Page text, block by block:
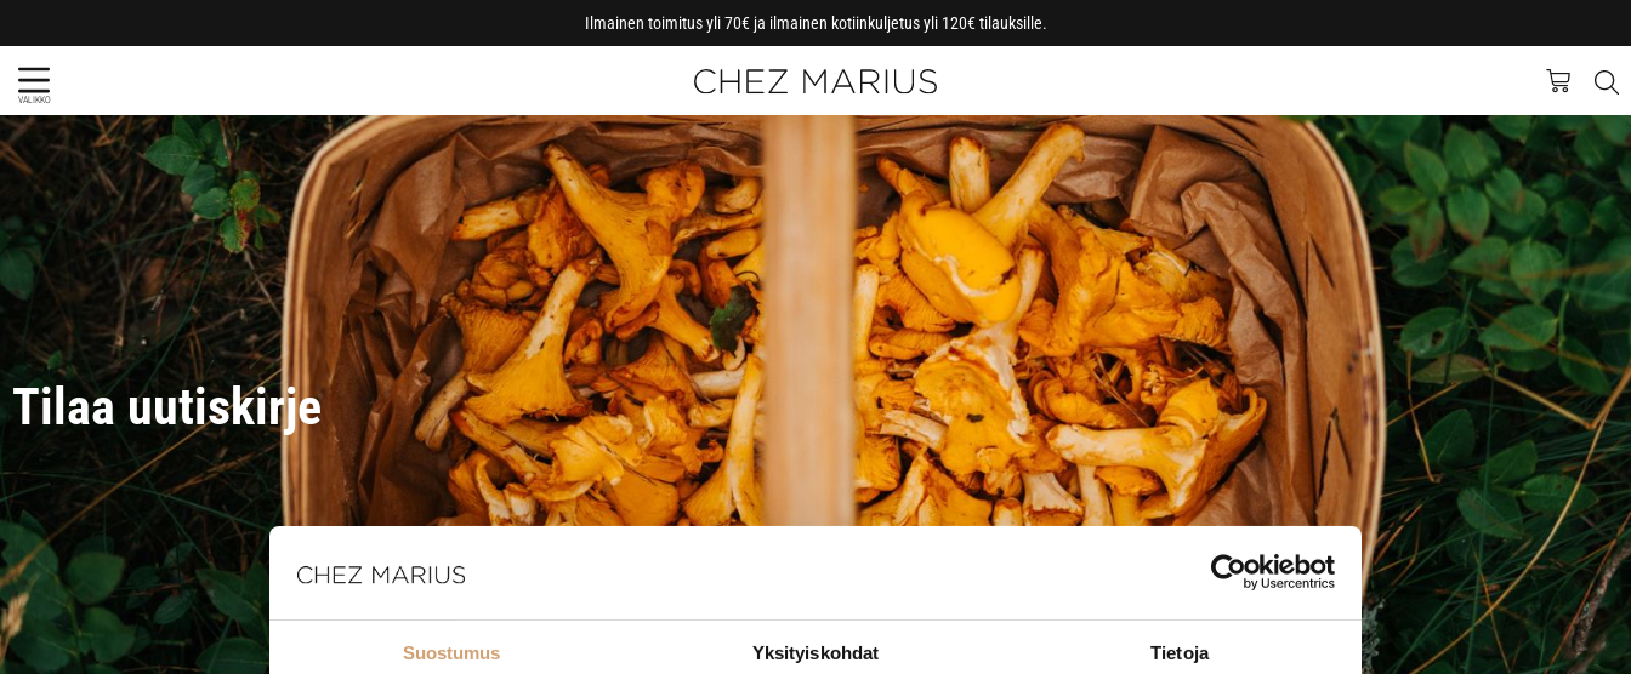
Suostumus Yksityiskohdat Tietoja
Ilmainen toimitus yli 70€ ja ilmainen kotiinkuljetus yli 120€ tilauksille.
VALIKKO
Tilaa uutiskirje